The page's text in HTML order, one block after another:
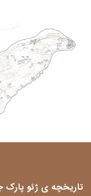
تاریخچه ی ژئو